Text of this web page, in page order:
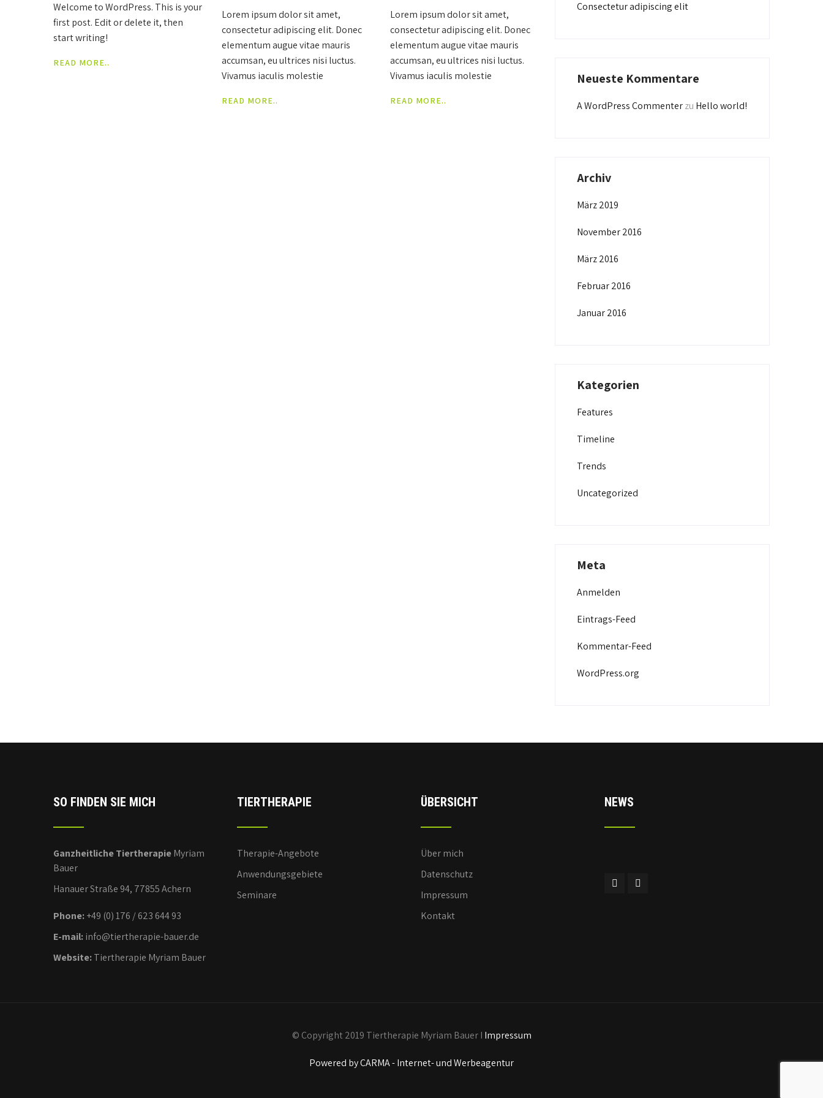
Welcome to WordPress. This is your
first post. Edit or delete it, then
start writing!
READ MORE..
Lorem ipsum dolor sit amet,
consectetur adipiscing elit. Donec
elementum augue vitae mauris
accumsan, eu ultrices nisi luctus.
Vivamus iaculis molestie
nulla porttitor blandit ut eget
READ MORE..
Lorem ipsum dolor sit amet,
consectetur adipiscing elit. Donec
elementum augue vitae mauris
accumsan, eu ultrices nisi luctus.
Vivamus iaculis molestie
nulla porttitor blandit ut eget
READ MORE..
Consectetur adipiscing elit
Neueste Kommentare
A WordPress Commenterzu Hello world!
Archiv
März 2019
November 2016
März 2016
Februar 2016
Januar 2016
Kategorien
Features
Timeline
Trends
Uncategorized
Meta
Anmelden
Eintrags-Feed
Kommentar-Feed
WordPress.org
SO FINDEN SIE MICH
Ganzheitliche TiertherapieMyriam
Bauer
Hanauer Straße 94, 77855 Achern
Phone:+49 (0) 176 / 623 644 93
E-mail:info@tiertherapie-bauer.de
Website:Tiertherapie Myriam Bauer
TIERTHERAPIE
Therapie-Angebote
Anwendungsgebiete
Seminare
ÜBERSICHT
Über mich
Datenschutz
Impressum
Kontakt
NEWS
© Copyright 2019 Tiertherapie Myriam Bauer I Impressum
Powered by CARMA - Internet- und Werbeagentur